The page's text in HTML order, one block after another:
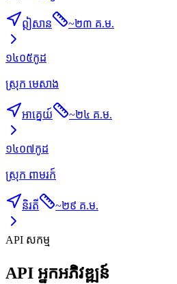
ឦសាន ~២៣ គ.ម.
១៤០៥កូដ
ស្រុក មេសាង
អាគ្នេយ៍ ~២៤ គ.ម.
១៤០៧ កូដ
ស្រុក ពាមរក៍
និរតី ~២៩ គ.ម.
API សកម្ម
API អ្នកអភិវឌ្ឍន៍